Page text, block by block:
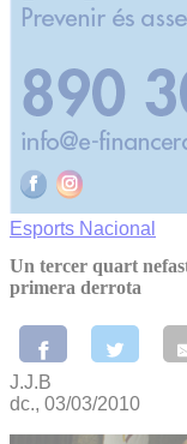
Esports Nacional
Un tercer quart
primera derrota
J.J.B
dc., 03/03/2010